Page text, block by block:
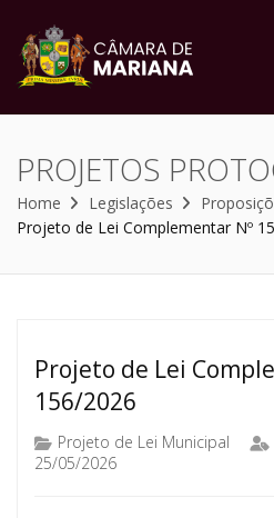
PROJETOS
Home Legislações
Projeto de Lei Complementar Nº
Projeto de Lei
156/2026
Projeto de Lei Municipal
25/05/2026